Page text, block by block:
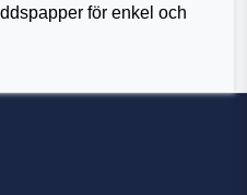
för enkel och